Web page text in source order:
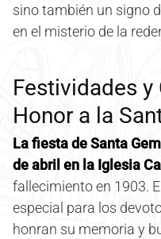
sino también un signo
en el misterio de la
Festividades y
Honor a la
La fiesta de Santa
de abril en la Iglesia
fallecimiento en 1903.
especial para los
honran su memoria y